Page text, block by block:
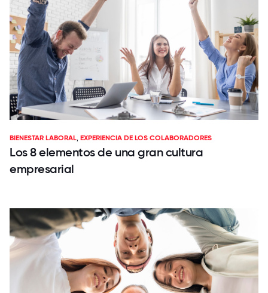
BIENESTAR LABORAL,EXPERIENCIA DE LOS COLABORADORES
Los 8 elementos de una gran cultura
empresarial